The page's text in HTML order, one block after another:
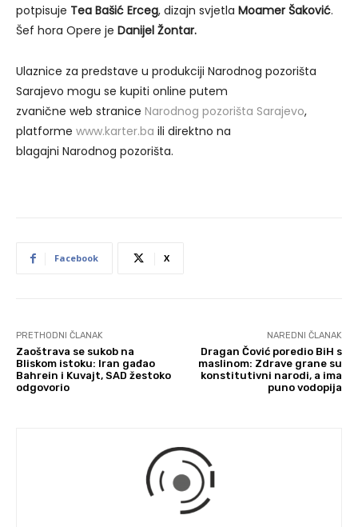
potpisuje Tea Bašić Erceg, dizajn svjetla Moamer Šaković.
Šef hora Opere je Danijel Žontar.
Ulaznice za predstave u produkciji Narodnog pozorišta
Sarajevo mogu se kupiti online putem
zvanične web stranice Narodnog pozorišta Sarajevo,
platforme www.karter.ba ili direktno na
blagajni Narodnog pozorišta.
Facebook X
PRETHODNI ČLANAK
Zaoštrava se sukob na
Bliskom istoku: Iran gađao
Bahrein i Kuvajt, SAD žestoko
odgovorio
NAREDNI ČLANAK
Dragan Čović poredio BiH s
maslinom: Zdrave grane su
konstitutivni narodi, a ima
puno vodopija